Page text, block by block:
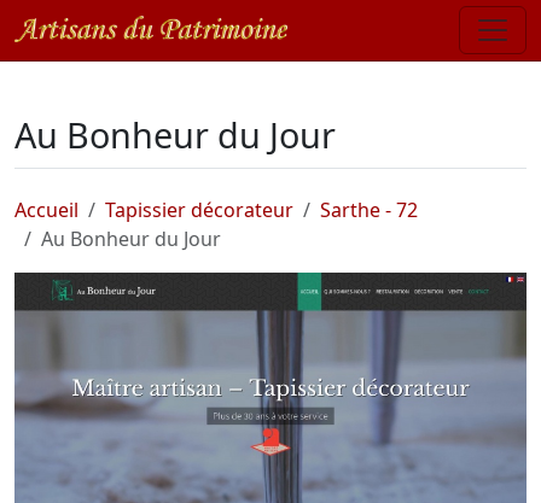
Au Bonheur du Jour
Accueil Tapissier décorateur
Sarthe - 72
Au Bonheur du Jour